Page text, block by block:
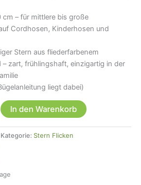
cm – für mittlere bis große
Cordhosen, Kinderhosen und
Stern aus fliederfarbenеm
– zart, frühlingshaft, einzigartig in der
liegt dabei)
In den Warenkorb
Kategorie: Stern Flicken